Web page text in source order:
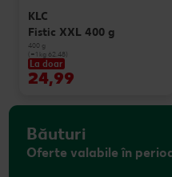
KLC
Fistic XXL 400 g
400 g
(=1 kg 62.48)
La doar
24,99
Băuturi
Oferte valabile în